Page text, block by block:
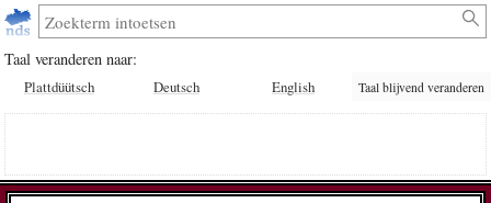
Taal veranderen naar:
Plattdüütsch Deutsch English Taal blijvend veranderen